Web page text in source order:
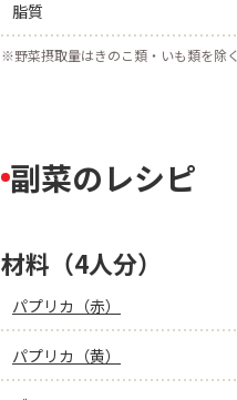
脂質
※野菜摂取量はきのこ類・いも類を除く
副菜のレシピ
材料（4人分）
パプリカ（赤）
パプリカ（黄）